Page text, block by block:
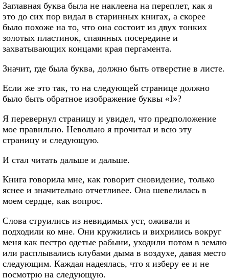
Заглавная буква была не наклеена на переплет, как я
это до сих пор видал в старинных книгах, а скорее
было похоже на то, что она состоит из двух тонких
золотых пластинок, спаянных посередине и
захватывающих концами края пергамента.
Значит, где была буква, должно быть отверстие в листе.
Если же это так, то на следующей странице должно
было быть обратное изображение буквы «I»?
Я перевернул страницу и увидел, что предположение
мое правильно. Невольно я прочитал и всю эту
страницу и следующую.
И стал читать дальше и дальше.
Книга говорила мне, как говорит сновидение, только
яснее и значительно отчетливее. Она шевелилась в
моем сердце, как вопрос.
Слова струились из невидимых уст, оживали и
подходили ко мне. Они кружились и вихрились вокруг
меня как пестро одетые рабыни, уходили потом в землю
или расплывались клубами дыма в воздухе, давая место
следующим. Каждая надеялась, что я изберу ее и не
посмотрю на следующую.